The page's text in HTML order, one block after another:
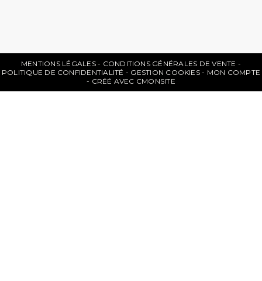
MENTIONS LÉGALES
CONDITIONS GÉNÉRALES DE VENTE
POLITIQUE DE CONFIDENTIALITÉ
GESTION COOKIES
MON COMPTE
CRÉÉ AVEC CMONSITE